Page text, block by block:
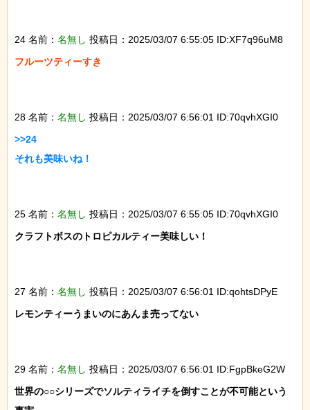
24 名前： 名無し 投稿日：2025/03/07 6:55:05 ID:XF7q96uM8
フルーツティーすき
28 名前： 名無し 投稿日：2025/03/07 6:56:01 ID:70qvhXGI0
>>24
それも美味いね！
25 名前： 名無し 投稿日：2025/03/07 6:55:05 ID:70qvhXGI0
クラフトボスのトロピカルティー美味しい！
27 名前： 名無し 投稿日：2025/03/07 6:56:01 ID:qohtsDPyE
レモンティーうまいのにあんま売ってない
29 名前： 名無し 投稿日：2025/03/07 6:56:01 ID:FgpBkeG2W
世界の○○シリーズでソルティライチを倒すことが不可能という